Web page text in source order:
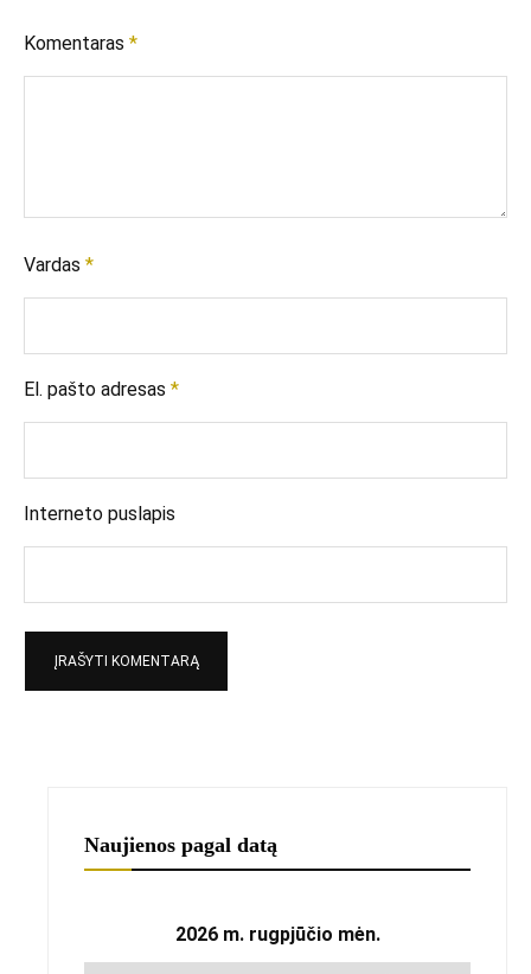
Komentaras *
Vardas *
El. pašto adresas *
Interneto puslapis
Naujienos pagal datą
2026 m. rugpjūčio mėn.